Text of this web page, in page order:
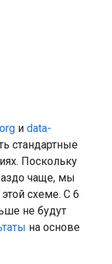
и data-
стандартные
Поскольку
чаще, мы
схеме. С 6
не будут
на основе